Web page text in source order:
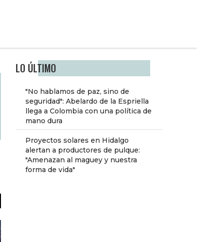
LO ÚLTIMO
"No hablamos de paz, sino de
seguridad": Abelardo de la Espriella
llega a Colombia con una política de
mano dura
Proyectos solares en Hidalgo
alertan a productores de pulque:
"Amenazan al maguey y nuestra
forma de vida"